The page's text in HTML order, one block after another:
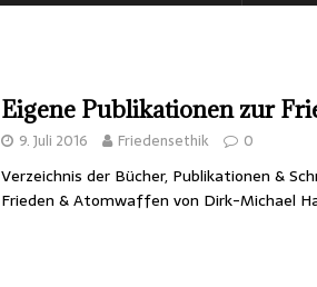
Eigene Publikationen zur
9. Juli 2016 Friedensethik 0
Verzeichnis der Bücher, Publikationen &
Frieden & Atomwaffen von Dirk-Michael